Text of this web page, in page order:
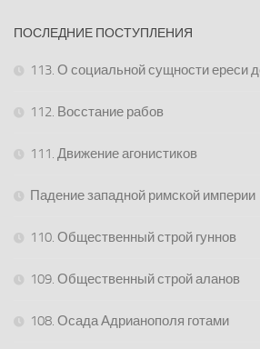
ПОСЛЕДНИЕ ПОСТУПЛЕНИЯ
113. О социальной сущности ереси
112. Восстание рабов
111. Движение агонистиков
Падение западной римской империи
110. Общественный строй гуннов
109. Общественный строй аланов
108. Осада Адрианополя готами